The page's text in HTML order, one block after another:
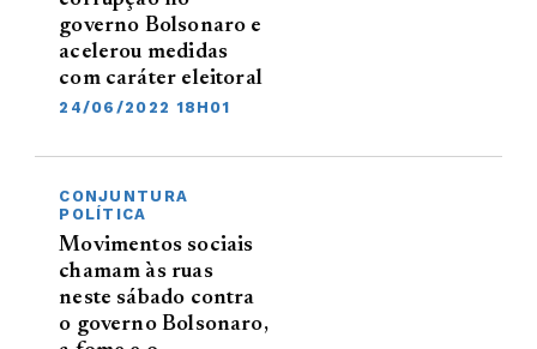
governo Bolsonaro e
acelerou medidas
com caráter eleitoral
24/06/2022 18H01
CONJUNTURA
POLÍTICA
Movimentos sociais
chamam às ruas
neste sábado contra
o governo Bolsonaro,